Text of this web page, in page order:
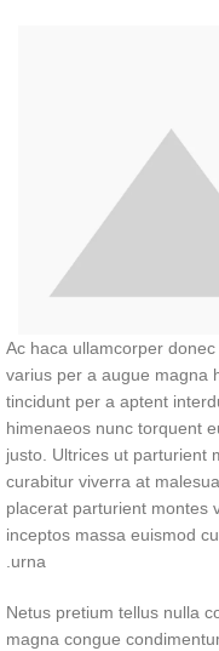
Ac haca ullamcorper
varius per a augue magna
tincidunt per a aptent
himenaeos nunc torquent
justo. Ultrices ut parturient
curabitur viverra at
placerat parturient montes
inceptos massa euismod
urna.
Netus pretium tellus nulla
magna congue